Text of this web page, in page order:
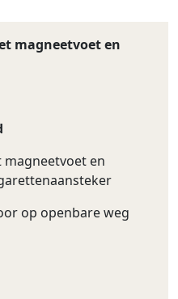
magneetvoet en
magneetvoet en
op openbare weg